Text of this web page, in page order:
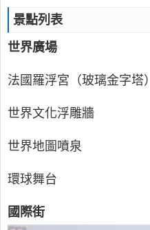
景點列表
世界廣場
法國羅浮宮（玻璃金字塔）
世界文化浮雕牆
世界地圖噴泉
環球舞台
國際街